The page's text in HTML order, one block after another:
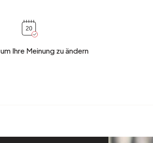
Ihre Meinung zu ändern